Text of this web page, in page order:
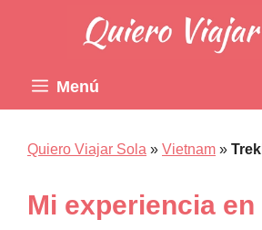
contenido
Menú
Quiero Viajar Sola » Vietnam »
Mi experiencia en